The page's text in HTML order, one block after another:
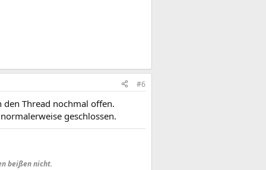
#6
den Thread nochmal offen.
geschlossen.
beißen nicht.